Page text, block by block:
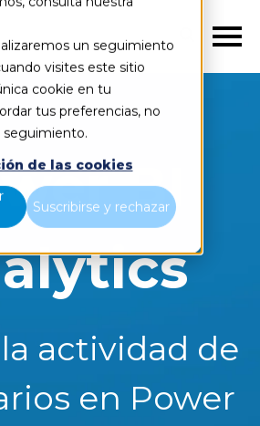
un seguimiento
visites este sitio
cookie en tu
tus preferencias, no
seguimiento.
de las cookies
Suscribirse y rechazar
ES
BI
actividad de
en Power